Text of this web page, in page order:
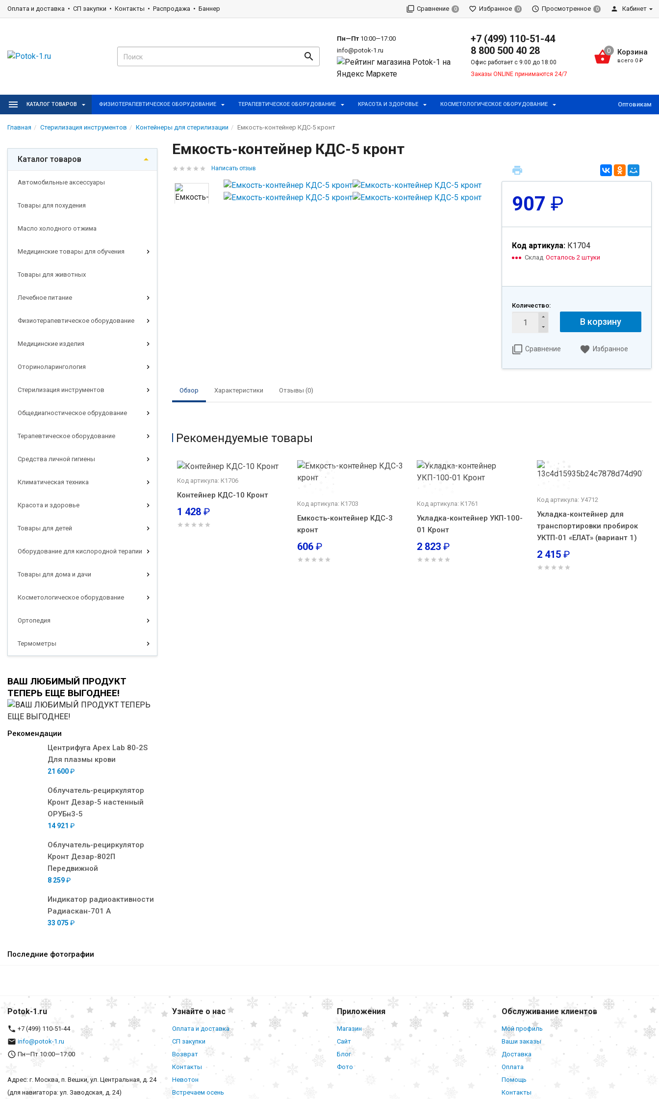
Оплата и доставка СП закупки Контакты Распродажа Баннер Сравнение 0 Избранное 0 Просмотренное 0 Кабинет
Пн—Пт10:00—17:00
info@potok-1.ru
+7 (499) 110-51-44
8 800 500 40 28
Офис работает с 9:00 до 18:00
Заказы ONLINE принимаются 24/7
Корзина
всего 0 ₽
КАТАЛОГ ТОВАРОВ ФИЗИОТЕРАПЕВТИЧЕСКОЕ ОБОРУДОВАНИЕ ТЕРАПЕВТИЧЕСКОЕ ОБОРУДОВАНИЕ КРАСОТА И ЗДОРОВЬЕ КОСМЕТОЛОГИЧЕСКОЕ ОБОРУДОВАНИЕ Оптовикам
Главная Стерилизация инструментов Контейнеры для стерилизации Емкость-контейнер КДС-5 кронт
Каталог товаров
Автомобильные аксессуары
Товары для похудения
Масло холодного отжима
Медицинские товары для обучения
Товары для животных
Лечебное питание
Физиотерапевтическое оборудование
Медицинские изделия
Оториноларингология
Стерилизация инструментов
Общедиагностическое обрудование
Терапевтическое оборудование
Средства личной гигиены
Климатическая техника
Красота и здоровье
Товары для детей
Оборудование для кислородной терапии
Товары для дома и дачи
Косметологическое оборудование
Ортопедия
Термометры
ВАШ ЛЮБИМЫЙ ПРОДУКТ
ТЕПЕРЬ ЕЩЕ ВЫГОДНЕЕ!
Рекомендации
Центрифуга Apex Lab 80-2S
Для плазмы крови
21 600₽
Облучатель-рециркулятор
Кронт Дезар-5 настенный
ОРУБн3-5
14 921 ₽
Облучатель-рециркулятор
Кронт Дезар-802П
Передвижной
8 259₽
Индикатор радиоактивности
Радиаскан-701 А
33 075 ₽
Последние фотографии
Емкость-контейнер КДС-5 кронт
Написать отзыв
907 ₽
Код артикула: К1704
Склад Осталось 2 штуки
Количество:
В корзину
Сравнение Избранное
Обзор Характеристики Отзывы (0)
Рекомендуемые товары
Код артикула: К1706
Контейнер КДС-10 Кронт
1 428 ₽
Код артикула: К1703
Емкость-контейнер КДС-3
кронт
606 ₽
Код артикула: К1761
Укладка-контейнер УКП-100-
01 Кронт
2 823 ₽
Код артикула: У4712
Укладка-контейнер для
транспортировки пробирок
УКТП-01 «ЕЛАТ» (вариант 1)
2 415 ₽
Potok-1.ru
+7 (499) 110-51-44
info@potok-1.ru
Пн—Пт 10:00—17:00
Адрес: г. Москва, п. Вешки, ул. Центральная, д. 24
(для навигатора: ул. Заводская, д. 24)
Узнайте о нас
Оплата и доставка
СП закупки
Возврат
Контакты
Невотон
Встречаем осень
Приложения
Магазин
Сайт
Блог
Фото
Обслуживание клиентов
Мой профиль
Ваши заказы
Доставка
Оплата
Помощь
Контакты